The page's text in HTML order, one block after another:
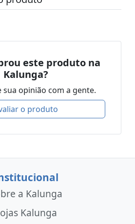
este produto na
Kalunga?
sua opinião com a gente.
o produto
a Kalunga
Kalunga